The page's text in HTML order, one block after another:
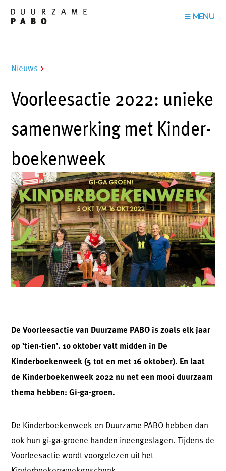
Nieuws
Voorleesactie 2022: unieke
samen­werking met Kinder­
boeken­week
De Voorleesactie van Duurzame PABO is zoals elk jaar
op ’tien-tien’. 10 oktober valt midden in De
Kinderboekenweek (5 tot en met 16 oktober). En laat
de Kinderboekenweek 2022 nu net een mooi duurzaam
thema hebben: Gi-ga-groen.
De Kinderboekenweek en Duurzame PABO hebben dan
ook hun gi-ga-groene handen ineengeslagen. Tijdens de
Voorleesactie wordt voorgelezen uit het